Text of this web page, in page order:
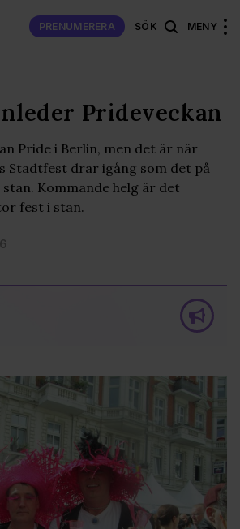
PRENUMERERA SÖK MENY
Prideveckan
Pride i Berlin, men det är när
Stadtfest drar igång som det på
Kommande helg är det
fest i stan.